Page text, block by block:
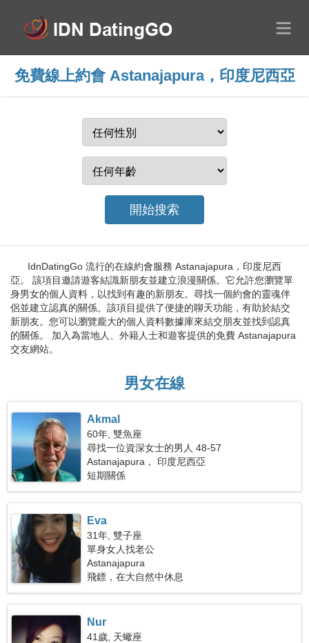
免費線上約會 Astanajapura，印度尼西亞
IdnDatingGo 流行的在線約會服務 Astanajapura，印度尼西
亞。 該項目邀請遊客結識新朋友並建立浪漫關係。它允許您瀏覽單
身男女的個人資料，以找到有趣的新朋友。尋找一個約會的靈魂伴
侶並建立認真的關係。該項目提供了便捷的聊天功能，有助於結交
新朋友。您可以瀏覽龐大的個人資料數據庫來結交朋友並找到認真
的關係。 加入為當地人、外籍人士和遊客提供的免費 Astanajapura
交友網站。
男女在線
Akmal
60年, 雙魚座
尋找一位資深女士的男人 48-57
Astanajapura， 印度尼西亞
短期關係
Eva
31年, 雙子座
單身女人找老公
Astanajapura
飛鏢，在大自然中休息
Nur
41歲, 天蠍座